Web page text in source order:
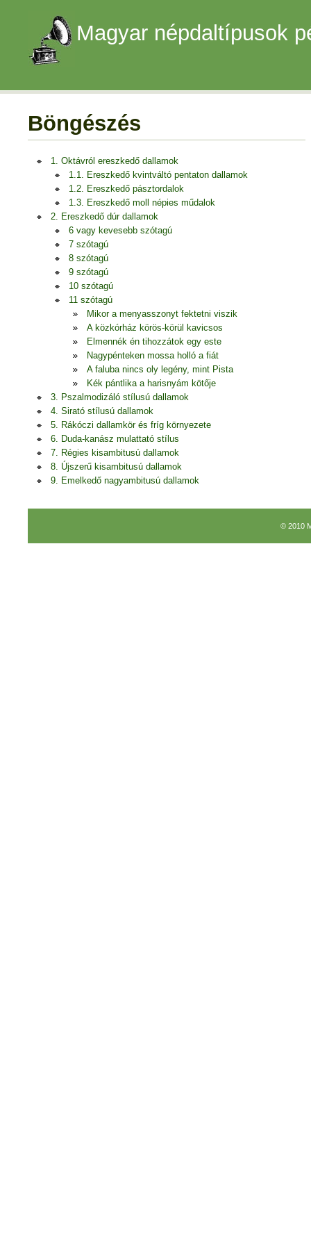
Magyar népdaltípusok
Böngészés
1. Oktávról ereszkedő dallamok
1.1. Ereszkedő kvintváltó pentaton dallamok
1.2. Ereszkedő pásztordalok
1.3. Ereszkedő moll népies műdalok
2. Ereszkedő dúr dallamok
6 vagy kevesebb szótagú
7 szótagú
8 szótagú
9 szótagú
10 szótagú
11 szótagú
Mikor a menyasszonyt fektetni viszik
A közkórház körös-körül kavicsos
Elmennék én tihozzátok egy este
Nagypénteken mossa holló a fiát
A faluba nincs oly legény, mint Pista
Kék pántlika a harisnyám kötője
3. Pszalmodizáló stílusú dallamok
4. Sirató stílusú dallamok
5. Rákóczi dallamkör és fríg környezete
6. Duda-kanász mulattató stílus
7. Régies kisambitusú dallamok
8. Újszerű kisambitusú dallamok
9. Emelkedő nagyambitusú dallamok
© 2010